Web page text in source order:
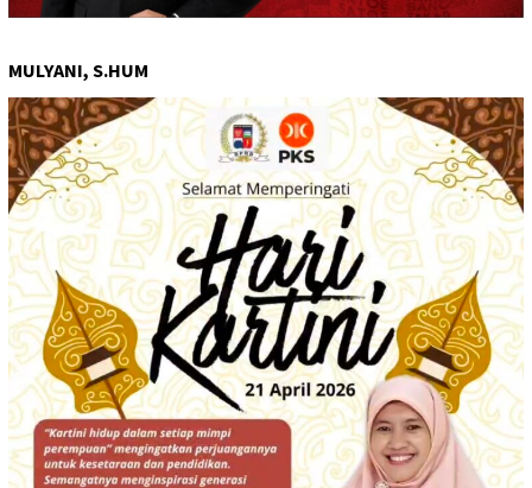
MULYANI, S.HUM